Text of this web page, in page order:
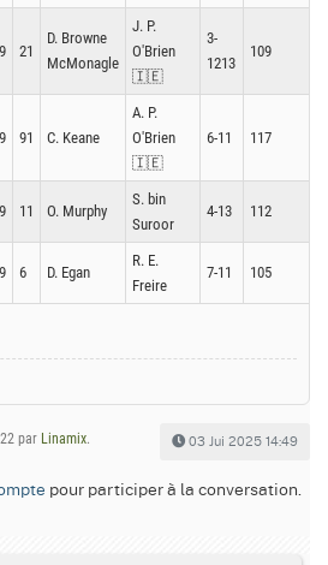
21
D. Browne
McMonagle
J. P.
O'Brien
🇮🇪
3-
1213
109
91 C. Keane
A. P.
O'Brien
🇮🇪
6-11 117
11 O. Murphy
S. bin
Suroor
4-13 112
6 D. Egan
R. E.
Freire
7-11 105
par Linamix. 03 Jui 2025 14:49
pour participer à la conversation.